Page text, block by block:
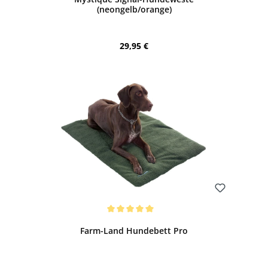
(neongelb/orange)
Regulärer Preis:
29,95 €
Farm-Land Hundebett Pro